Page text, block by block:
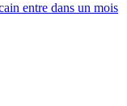
entre dans un mois